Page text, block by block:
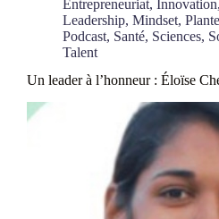
Entrepreneuriat, Innovation,
Leadership, Mindset,
Podcast, Santé, Sciences,
Talent
Un leader à l’honneur : Éloïse